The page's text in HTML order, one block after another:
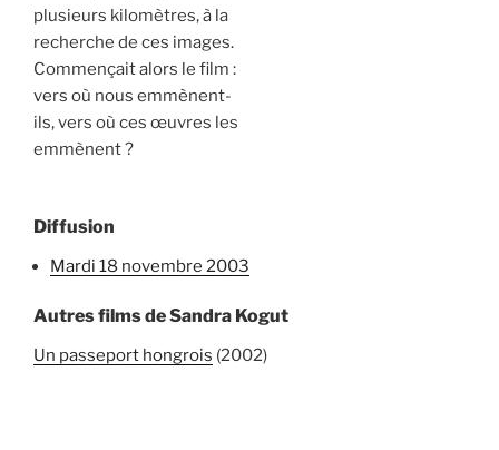
plusieurs kilomètres, à la
recherche de ces images.
Commençait alors le film :
vers où nous emmènent-
ils, vers où ces œuvres les
emmènent ?
Diffusion
mardi 18 novembre 2003
Autres films de Sandra Kogut
Un passeport hongrois (2002)